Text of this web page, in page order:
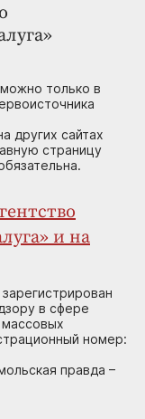
только в
других сайтах
страницу
и на
в сфере
номер:
правда –